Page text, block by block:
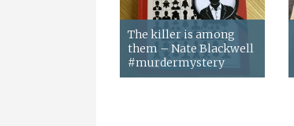
The killer is among
them – Nate Blackwell
#murdermystery